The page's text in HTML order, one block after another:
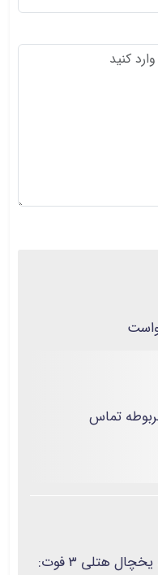
تماس
سلام. خسته نباشید. لطفا در مورد یخچال هتلی ۳ فوت: